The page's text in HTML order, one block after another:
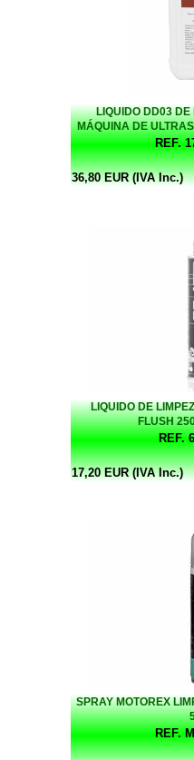
LIQUIDO DD03 DE
MÁQUINA DE
LIMPA -
REF.
36,80 EUR (IVA Inc.)
LIQUIDO DE
FLUSH
REF.
17,20 EUR (IVA Inc.)
SPRAY MOTOREX
REF.